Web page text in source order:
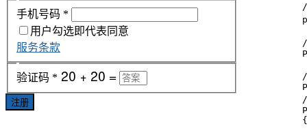
//
            {
手机号码 *
用户勾选即代表同意
服务条款
验证码 *
注册